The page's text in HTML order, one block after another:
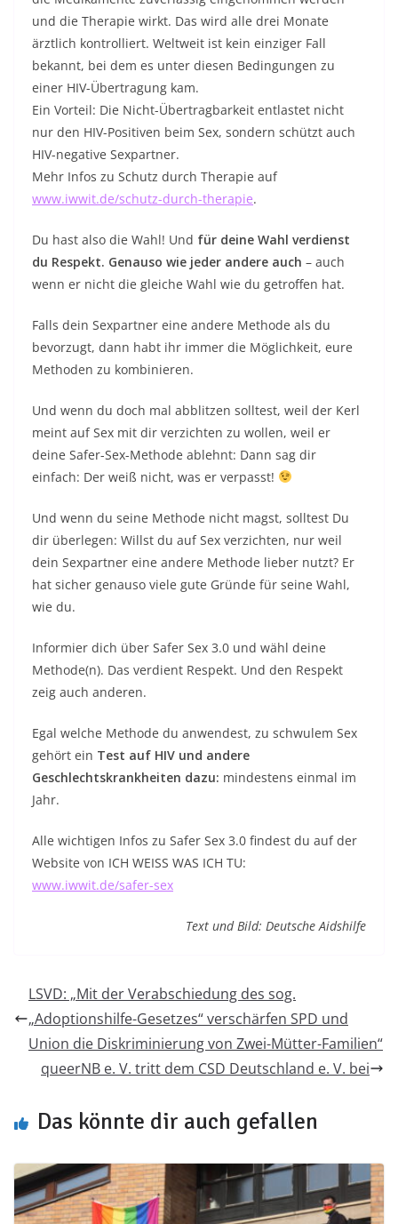
und die Therapie wirkt. Das wird alle drei Monate
ärztlich kontrolliert. Weltweit ist kein einziger Fall
bekannt, bei dem es unter diesen Bedingungen zu
einer HIV-Übertragung kam.
Ein Vorteil: Die Nicht-Übertragbarkeit entlastet nicht
nur den HIV-Positiven beim Sex, sondern schützt auch
HIV-negative Sexpartner.
Mehr Infos zu Schutz durch Therapie auf
www.iwwit.de/schutz-durch-therapie.
Du hast also die Wahl! Und für deine Wahl verdienst
du Respekt. Genauso wie jeder andere auch – auch
wenn er nicht die gleiche Wahl wie du getroffen hat.
Falls dein Sexpartner eine andere Methode als du
bevorzugt, dann habt ihr immer die Möglichkeit, eure
Methoden zu kombinieren.
Und wenn du doch mal abblitzen solltest, weil der Kerl
meint auf Sex mit dir verzichten zu wollen, weil er
deine Safer-Sex-Methode ablehnt: Dann sag dir
einfach: Der weiß nicht, was er verpasst!
Und wenn du seine Methode nicht magst, solltest Du
dir überlegen: Willst du auf Sex verzichten, nur weil
dein Sexpartner eine andere Methode lieber nutzt? Er
hat sicher genauso viele gute Gründe für seine Wahl,
wie du.
Informier dich über Safer Sex 3.0 und wähl deine
Methode(n). Das verdient Respekt. Und den Respekt
zeig auch anderen.
Egal welche Methode du anwendest, zu schwulem Sex
gehört ein Test auf HIV und andere
Geschlechtskrankheiten dazu: mindestens einmal im
Jahr.
Alle wichtigen Infos zu Safer Sex 3.0 findest du auf der
Website von ICH WEISS WAS ICH TU:
www.iwwit.de/safer-sex
Text und Bild: Deutsche Aidshilfe
LSVD: „Mit der Verabschiedung des sog.
„Adoptionshilfe-Gesetzes“ verschärfen SPD und
Union die Diskriminierung von Zwei-Mütter-Familien“
queerNB e. V. tritt dem CSD Deutschland e. V. bei
Das könnte dir auch gefallen